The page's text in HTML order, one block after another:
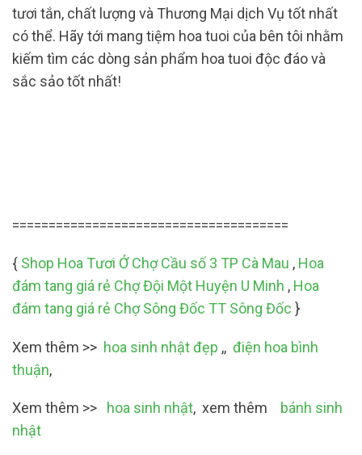
tươi tắn, chất lượng và Thương Mại dịch Vụ tốt nhất
có thể. Hãy tới mang tiệm hoa tuoi của bên tôi nhằm
kiếm tìm các dòng sản phẩm hoa tuoi độc đáo và
sắc sảo tốt nhất!
======================================
{ Shop Hoa Tươi Ở Chợ Cầu số 3 TP Cà Mau , Hoa
đám tang giá rẻ Chợ Đội Một Huyện U Minh , Hoa
đám tang giá rẻ Chợ Sông Đốc TT Sông Đốc }
Xem thêm >> hoa sinh nhật đẹp ,, điện hoa bình
thuận,
Xem thêm >> hoa sinh nhật, xem thêm
bánh sinh
nhật